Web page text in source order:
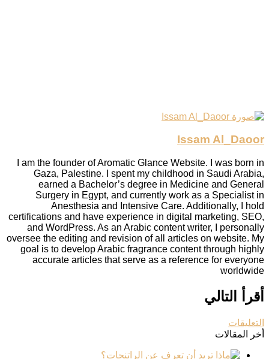
Issam Al_Daoor
I am the founder of Aromatic Glance Website. I was born in
Gaza, Palestine. I spent my childhood in Saudi Arabia,
earned a Bachelor’s degree in Medicine and General
Surgery in Egypt, and currently work as a Specialist in
Anesthesia and Intensive Care. Additionally, I hold
certifications and have experience in digital marketing, SEO,
and WordPress. As an Arabic content writer, I personally
oversee the editing and revision of all articles on website. My
goal is to develop Arabic fragrance content through highly
accurate articles that serve as a reference for everyone
worldwide
أقرأ التالي
التعليقات
أخر المقالات